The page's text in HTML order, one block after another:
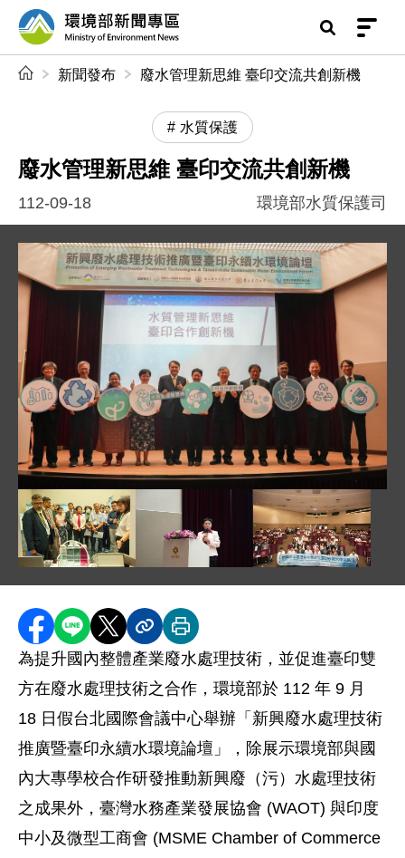
前往中央內容區塊
環境部新聞專區
新聞發布 廢水管理新思維 臺印交流共創新機
水質保護
廢水管理新思維 臺印交流共創新機
112-09-18 環境部水質保護司
圖片說明：1120918 新聞相片_施文真次長與印度貴
分享至 Facebook
分享到 LINE
分享到 X分享內容連結
列印本頁
為提升國內整體產業廢水處理技術，並促進臺印雙
方在廢水處理技術之合作，環境部於 112 年 9 月
18 日假台北國際會議中心舉辦「新興廢水處理技術
推廣暨臺印永續水環境論壇」，除展示環境部與國
內大專學校合作研發推動新興廢（污）水處理技術
之成果外，臺灣水務產業發展協會 (WAOT) 與印度
中小及微型工商會 (MSME Chamber of Commerce